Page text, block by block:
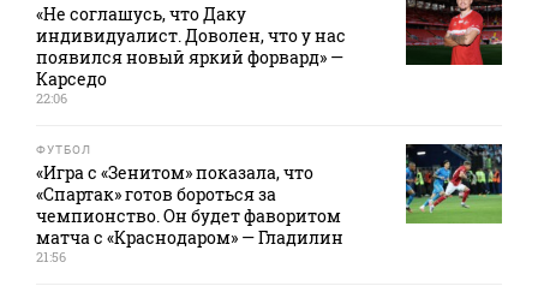
«Не соглашусь, что Даку
индивидуалист. Доволен, что у нас
появился новый яркий форвард» —
Карседо
22:06
ФУТБОЛ
«Игра с «Зенитом» показала, что
«Спартак» готов бороться за
чемпионство. Он будет фаворитом
матча с «Краснодаром» — Гладилин
21:56